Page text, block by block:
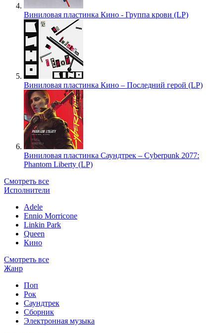
Виниловая пластинка Кино - Группа крови (LP)
Виниловая пластинка Кино – Последний герой (LP)
Виниловая пластинка Саундтрек – Cyberpunk 2077:
Phantom Liberty (LP)
Смотреть все
Исполнители
Adele
Ennio Morricone
Linkin Park
Queen
Кино
Смотреть все
Жанр
Поп
Рок
Саундтрек
Сборник
Электронная музыка